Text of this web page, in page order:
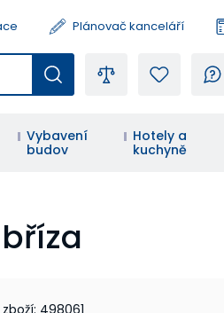
Plánovač kanceláří
?
Vybavení
budov
Hotely a
kuchyně
: 498061